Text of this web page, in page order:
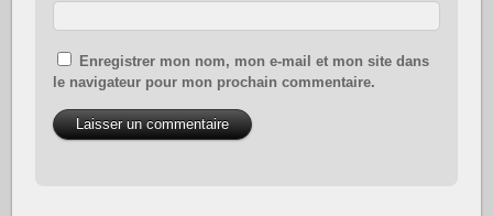
Enregistrer mon nom, mon e-mail et mon site dans
le navigateur pour mon prochain commentaire.